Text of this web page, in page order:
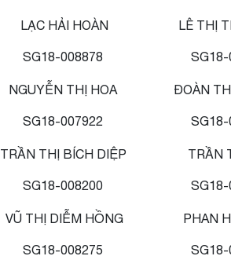
LẠC HẢI HOÀN
SG18-008878
LÊ THỊ
SG18-
NGUYỄN THỊ HOA
SG18-007922
ĐOÀN
SG18-
TRẦN THỊ BÍCH DIỆP
SG18-008200
TRẦN
SG18-
VŨ THỊ DIỄM HỒNG
SG18-008275
PHAN
SG18-